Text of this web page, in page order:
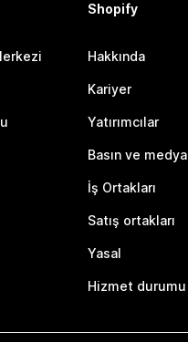
Shopify
Hakkında
Kariyer
Yatırımcılar
Basın ve medya
İş Ortakları
Satış ortakları
Yasal
Hizmet durumu